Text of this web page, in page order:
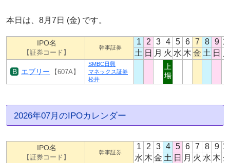
本日は、8月7日 (金) です。
IPO名
【証券コード】
幹事証券
1 2 3 4 5 6 7 8 9
土 日 月 火 水 木 金 土 日
エブリー 【607A】
SMBC日興
マネックス証券
松井
上
場
2026年07月のIPOカレンダー
IPO名
【証券コード】
幹事証券
1 2 3 4 5 6 7 8 9
水 木 金 土 日 月 火 水 木